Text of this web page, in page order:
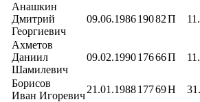
Анашкин
Дмитрий
Георгиевич
09.06.198619082П
Ахметов
Даниил
Шамилевич
09.02.199017666П
Борисов
Иван Игоревич
21.01.198817769Н